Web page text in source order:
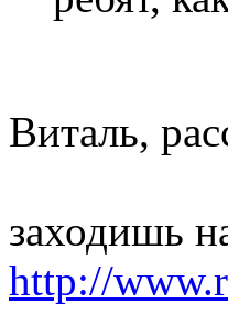
Виталь,
заходишь
http://